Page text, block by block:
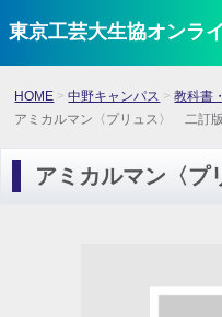
東京工芸大生協オンラ
HOME 中野キャンパス
教科書
アミカルマン〈プリュス〉 二訂版
アミカルマン〈